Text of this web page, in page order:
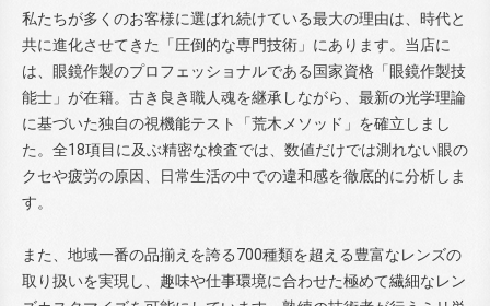
私たちが多くのお客様に選ばれ続けている最大の理由は、時代と
共に進化させてきた「圧倒的な専門技術」にあります。当店に
は、眼鏡作製のプロフェッショナルである国家資格「眼鏡作製技
能士」が在籍。古き良き職人魂を継承しながら、最新の光学理論
に基づいた独自の視機能テスト「荒木メソッド」を確立しまし
た。全18項目に及ぶ精密な検査では、数値だけでは測れない眼の
クセや疲労の原因、日常生活の中での違和感を徹底的に分析しま
す。
また、地域一番の品揃えを誇る700種類を超える豊富なレンズの
取り扱いを実現し、趣味や仕事環境に合わせた極めて繊細なレン